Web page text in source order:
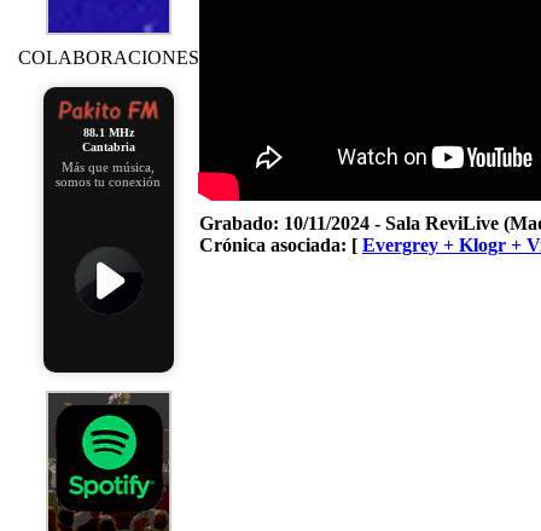
COLABORACIONES
88.1 MHz
Cantabria
Más que música,
somos tu conexión
Grabado: 10/11/2024 - Sala ReviLive
Crónica asociada: [ Evergrey + Klogr +